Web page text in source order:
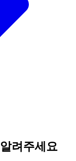
려주세요